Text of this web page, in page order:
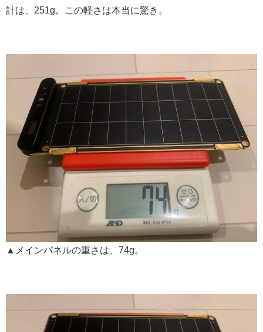
計は、251g。この軽さは本当に驚き。
▲メインパネルの重さは、74g。